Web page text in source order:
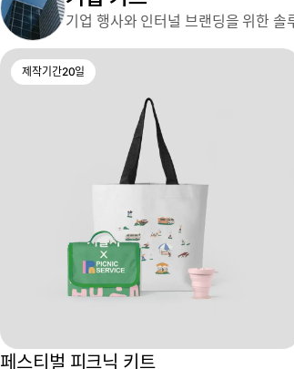
기업 행사와 인터널 브랜딩을 위한 솔
제작기간20일
페스티벌 피크닉 키트